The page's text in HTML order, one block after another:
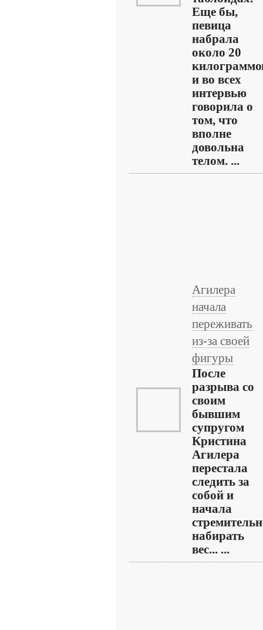
Еще бы,
певица
набрала
около 20
и во всех
интервью
говорила о
том, что
вполне
довольна
телом. ...
Агилера
начала
переживать
из-за своей
фигуры
После
разрыва со
своим
бывшим
супругом
Кристина
Агилера
перестала
следить за
собой и
начала
набирать
вес... ...